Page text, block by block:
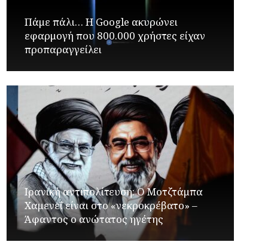
Πάμε πάλι… Η Google ακυρώνει
εφαρμογή που 800.000 χρήστες είχαν
προπαραγγείλει
Ιρανική αντιπολίτευση: Ο Μοτζτάμπα
Χαμενεΐ είναι στο «νεκροκρέβατο» –
Άφαντος ο ανώτατος ηγέτης